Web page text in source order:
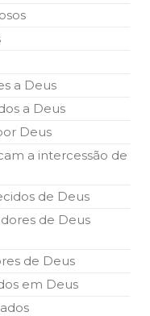
a Deus
a Deus
Deus
a intercessão de
de Deus
de Deus
de Deus
em Deus